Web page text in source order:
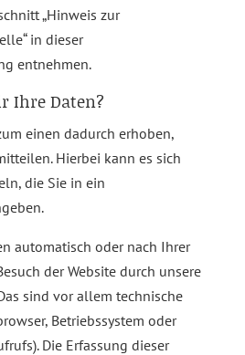
„Hinweis zur
in dieser
entnehmen.
Ihre Daten?
einen dadurch erhoben,
Hierbei kann es sich
die Sie in ein
automatisch oder nach Ihrer
der Website durch unsere
sind vor allem technische
Betriebssystem oder
Die Erfassung dieser